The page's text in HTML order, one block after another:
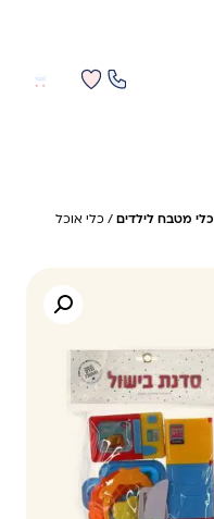
כלי מטבח לילדים / כלי אוכל